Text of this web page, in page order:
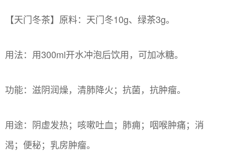
【天门冬茶】原料：天门冬10g、绿茶3g。
用法：用300ml开水冲泡后饮用，可加冰糖。
功能：滋阴润燥，清肺降火；抗菌，抗肿瘤。
用途：阴虚发热；咳嗽吐血；肺痈；咽喉肿痛；消
渴；便秘；乳房肿瘤。